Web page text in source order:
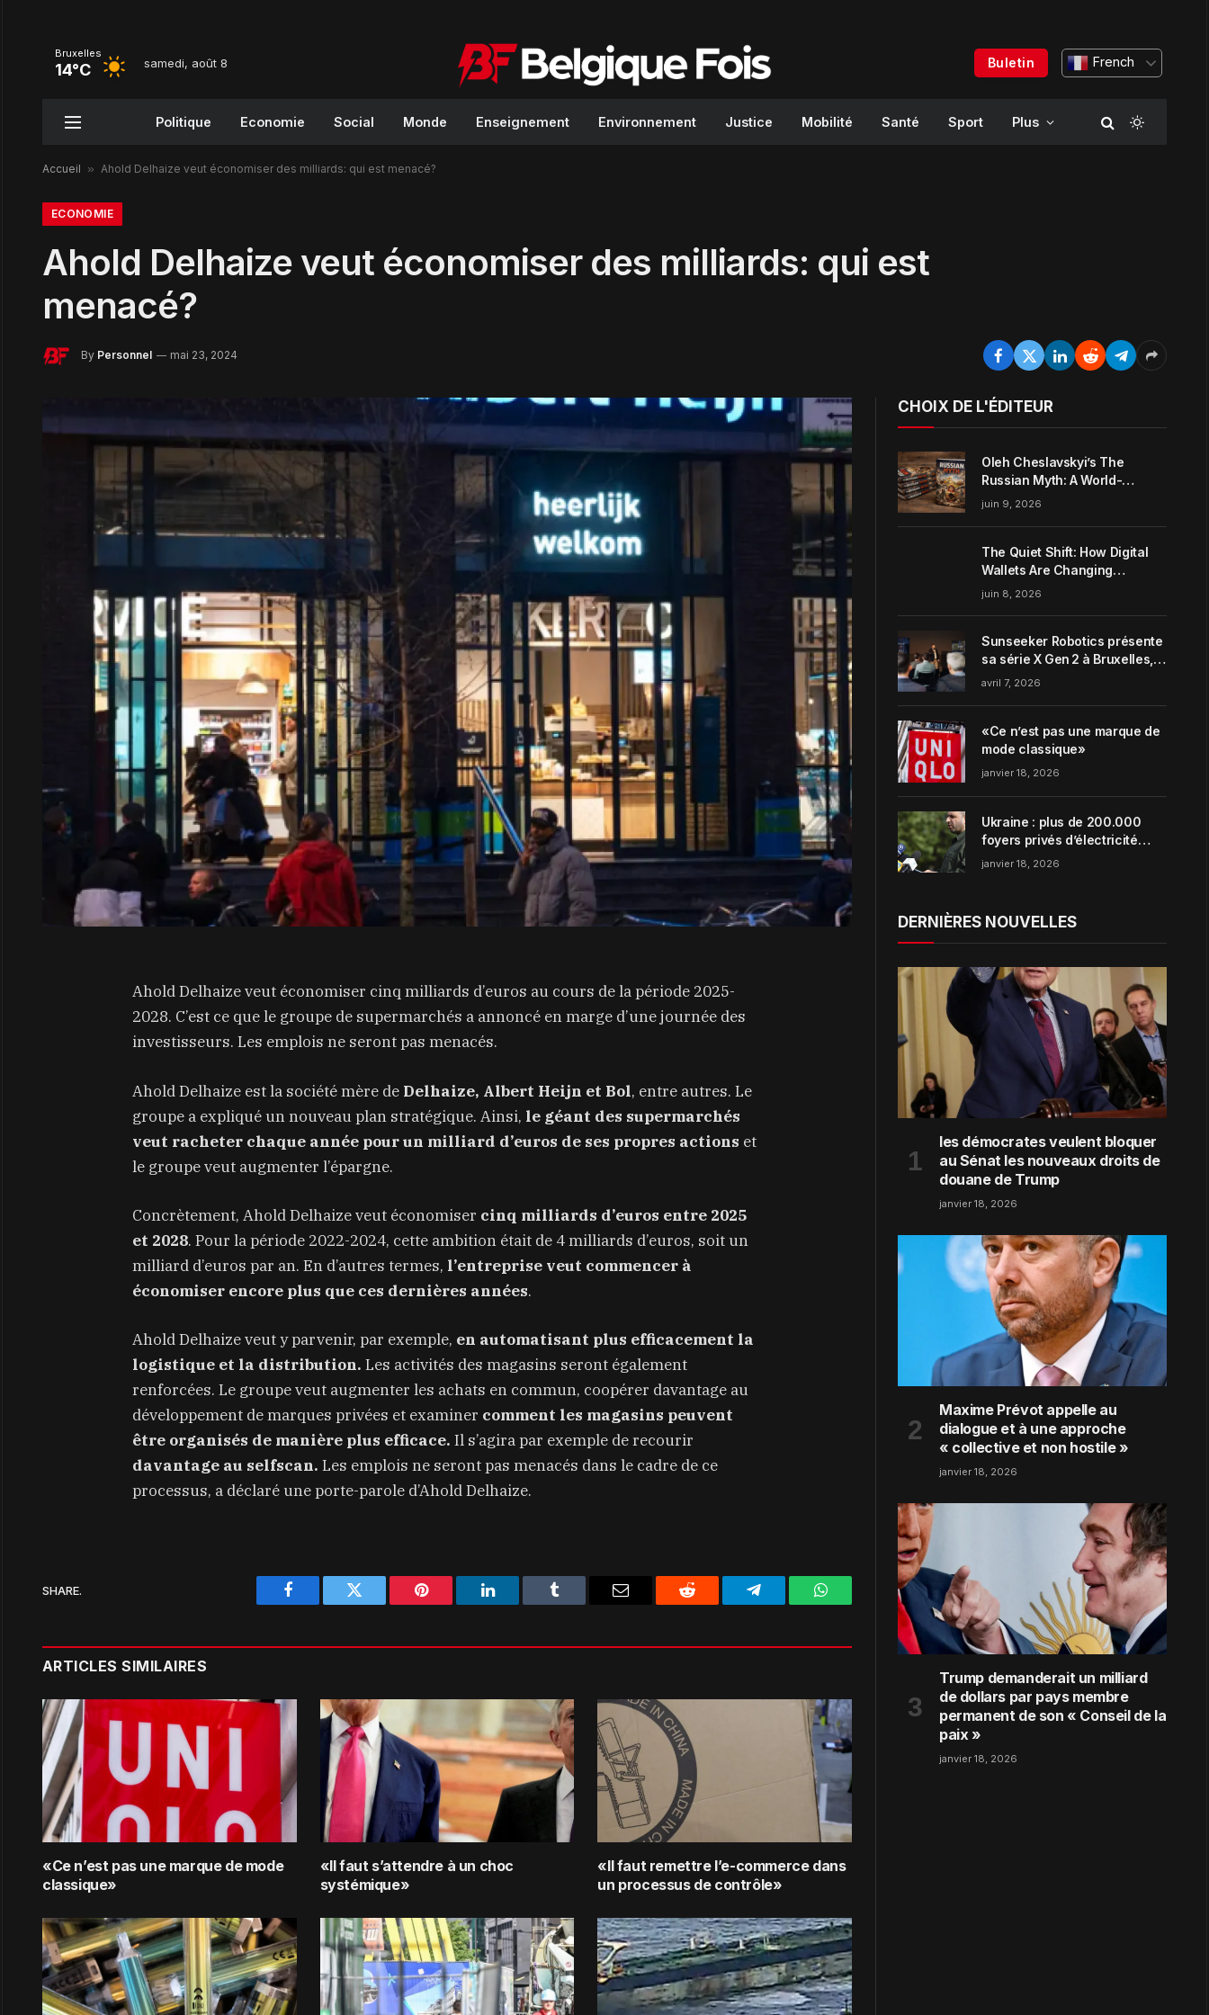
Bruxelles
14°C samedi, août 8 Buletin French
Politique Economie Social Monde Enseignement Environnement Justice Mobilité Santé Sport Plus
Accueil » Ahold Delhaize veut économiser des milliards: qui est menacé?
ECONOMIE
Ahold Delhaize veut économiser des milliards: qui est
menacé?
By Personnel mai 23, 2024
Ahold Delhaize veut économiser cinq milliards d’euros au cours de la période 2025-
2028. C’est ce que le groupe de supermarchés a annoncé en marge d’une journée des
investisseurs. Les emplois ne seront pas menacés.
Ahold Delhaize est la société mère de Delhaize, Albert Heijn et Bol, entre autres. Le
groupe a expliqué un nouveau plan stratégique. Ainsi, le géant des supermarchés
veut racheter chaque année pour un milliard d’euros de ses propres actions et
le groupe veut augmenter l’épargne.
Concrètement, Ahold Delhaize veut économiser cinq milliards d’euros entre 2025
et 2028. Pour la période 2022-2024, cette ambition était de 4 milliards d’euros, soit un
milliard d’euros par an. En d’autres termes, l’entreprise veut commencer à
économiser encore plus que ces dernières années.
Ahold Delhaize veut y parvenir, par exemple, en automatisant plus efficacement la
logistique et la distribution. Les activités des magasins seront également
renforcées. Le groupe veut augmenter les achats en commun, coopérer davantage au
développement de marques privées et examiner comment les magasins peuvent
être organisés de manière plus efficace. Il s’agira par exemple de recourir
davantage au selfscan. Les emplois ne seront pas menacés dans le cadre de ce
processus, a déclaré une porte-parole d’Ahold Delhaize.
SHARE.
Facebook Twitter Pinterest LinkedIn Tumblr Email Reddit Telegram WhatsApp
ARTICLES SIMILAIRES
«Ce n’est pas une marque de mode
classique»
«Il faut s’attendre à un choc
systémique»
«Il faut remettre l’e-commerce dans
un processus de contrôle»
CHOIX DE L'ÉDITEUR
Oleh Cheslavskyi’s The
Russian Myth: A World-
Systems Analysis of
juin 9, 2026
The Quiet Shift: How Digital
Wallets Are Changing
Everyday Money Habits in the
juin 8, 2026
Sunseeker Robotics présente
sa série X Gen 2 à Bruxelles,
incarnant parfaitement le
avril 7, 2026
«Ce n’est pas une marque de
mode classique»
janvier 18, 2026
Ukraine : plus de 200.000
foyers privés d’électricité
dans la région de Zaporijjia
janvier 18, 2026
DERNIÈRES NOUVELLES
les démocrates veulent bloquer
au Sénat les nouveaux droits de
douane de Trump
janvier 18, 2026
Maxime Prévot appelle au
dialogue et à une approche
« collective et non hostile »
janvier 18, 2026
Trump demanderait un milliard
de dollars par pays membre
permanent de son « Conseil de la
paix »
janvier 18, 2026